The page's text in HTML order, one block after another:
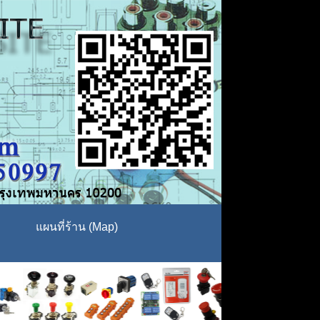
แผนที่ร้าน (Map)